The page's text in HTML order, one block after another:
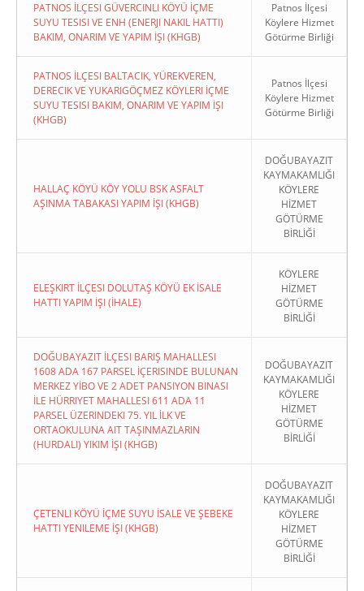
PATNOS İLÇESI GÜVERCINLI KÖYÜ İÇME
SUYU TESISI VE ENH (ENERJI NAKIL HATTI)
BAKIM, ONARIM VE YAPIM İŞI (KHGB)
Patnos İlçesi
Köylere Hizmet
Götürme Birliği
PATNOS İLÇESI BALTACIK, YÜREKVEREN,
DERECIK VE YUKARIGÖÇMEZ KÖYLERI İÇME
SUYU TESISI BAKIM, ONARIM VE YAPIM İŞI
(KHGB)
Patnos İlçesi
Köylere Hizmet
Götürme Birliği
HALLAÇ KÖYÜ KÖY YOLU BSK ASFALT
AŞINMA TABAKASI YAPIM İŞI (KHGB)
DOĞUBAYAZIT
KAYMAKAMLIĞI
KÖYLERE
HİZMET
GÖTÜRME
BİRLİĞİ
ELEŞKIRT İLÇESI DOLUTAŞ KÖYÜ EK İSALE
HATTI YAPIM İŞI (İHALE)
KÖYLERE
HİZMET
GÖTÜRME
BİRLİĞİ
DOĞUBAYAZIT İLÇESI BARIŞ MAHALLESI
1608 ADA 167 PARSEL İÇERISINDE BULUNAN
MERKEZ YİBO VE 2 ADET PANSIYON BINASI
İLE HÜRRIYET MAHALLESI 611 ADA 11
PARSEL ÜZERINDEKI 75. YIL İLK VE
ORTAOKULUNA AIT TAŞINMAZLARIN
(HURDALI) YIKIM İŞI (KHGB)
DOĞUBAYAZIT
KAYMAKAMLIĞI
KÖYLERE
HİZMET
GÖTÜRME
BİRLİĞİ
ÇETENLI KÖYÜ İÇME SUYU İSALE VE ŞEBEKE
HATTI YENILEME İŞI (KHGB)
DOĞUBAYAZIT
KAYMAKAMLIĞI
KÖYLERE
HİZMET
GÖTÜRME
BİRLİĞİ